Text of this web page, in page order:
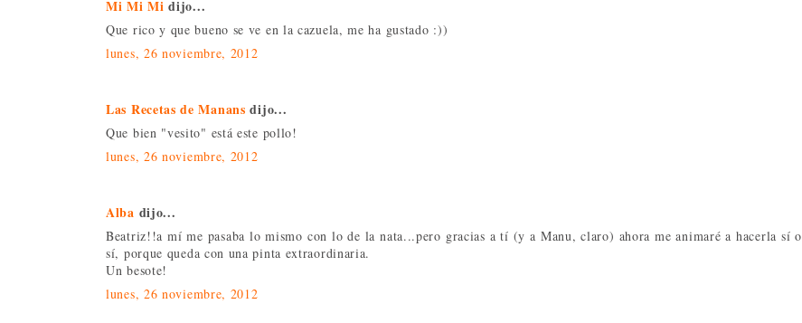
Mi Mi Mi dijo...
Que rico y que bueno se ve en la cazuela, me ha gustado :))
lunes, 26 noviembre, 2012
Las Recetas de Manans dijo...
Que bien "vesito" está este pollo!
lunes, 26 noviembre, 2012
Alba dijo...
Beatriz!!a mí me pasaba lo mismo con lo de la nata...pero gracias a tí (y a Manu, claro) ahora me animaré a hacerla sí o
sí, porque queda con una pinta extraordinaria.
Un besote!
lunes, 26 noviembre, 2012